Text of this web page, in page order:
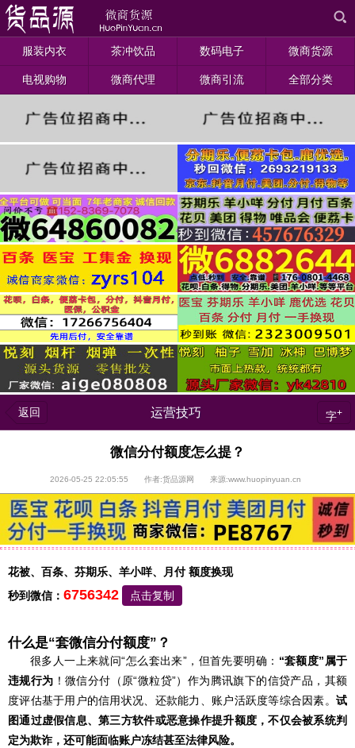
服装内衣 茶冲饮品 数码电子 微商货源
电视购物 微商代理 微商引流 全部分类
返回 运营技巧 字+
微信分付额度怎么提？
2026-05-25 22:05:55 作者:货品源网 来源:www.huopinyuan.cn
花被、百条、芬期乐、羊小咩、月付 额度换现
秒到微信： 6756342 点击复制
什么是“套微信分付额度”？
很多人一上来就问“怎么套出来”，但首先要明确： “套额度”属于
违规行为 ！微信分付（原“微粒贷”）作为腾讯旗下的信贷产品，其额
度评估基于用户的信用状况、还款能力、账户活跃度等综合因素。 试
图通过虚假信息、第三方软件或恶意操作提升额度，不仅会被系统判
定为欺诈，还可能面临账户冻结甚至法律风险。